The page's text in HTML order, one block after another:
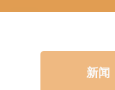
新闻